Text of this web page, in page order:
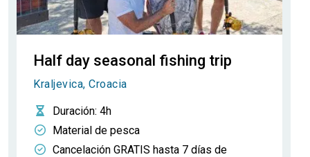
Half day seasonal fishing trip
Kraljevica, Croacia
Duración: 4h
Material de pesca
Cancelación GRATIS hasta 7 días de